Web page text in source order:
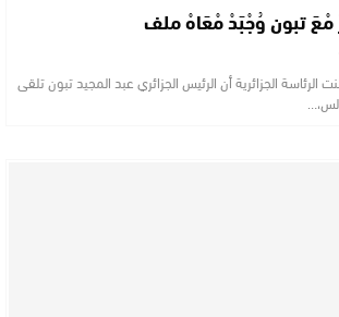
تبون وُجْبَدْ مْعَاهْ ملف
الرئاسة الجزائرية أن الرئيس الجزائري عبد المجيد تبون تلقى